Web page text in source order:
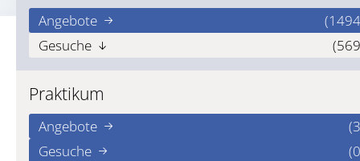
Angebote
Gesuche
Praktikum
Angebote
Gesuche